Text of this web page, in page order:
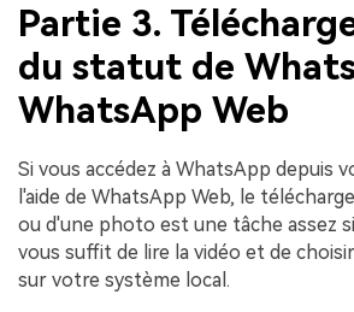
Partie 3.
du statut de
WhatsApp Web
Si vous accédez à WhatsApp depuis
l'aide de WhatsApp Web, le
ou d'une photo est une tâche assez
vous suffit de lire la vidéo et de
sur votre système local.